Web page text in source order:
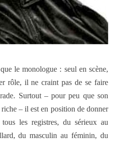
le monologue : seul en scène,
rôle, il ne craint pas de se faire
Surtout – pour peu que son
– il est en position de donner
les registres, du sérieux au
du masculin au féminin, du